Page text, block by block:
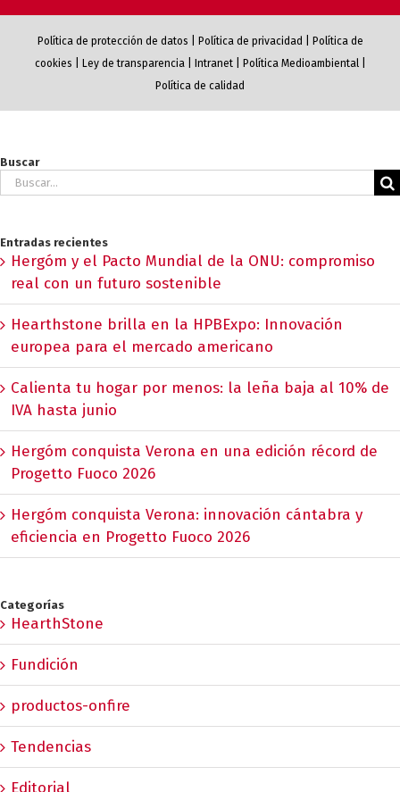
Política de protección de datos Política de privacidad
Política de
cookies
Ley de transparencia| Intranet| Política Medioambiental|
Política de calidad
Buscar
Buscar:
Entradas recientes
Hergóm y el Pacto Mundial de la ONU: compromiso
real con un futuro sostenible
Hearthstone brilla en la HPBExpo: Innovación
europea para el mercado americano
Calienta tu hogar por menos: la leña baja al 10% de
IVA hasta junio
Hergóm conquista Verona en una edición récord de
Progetto Fuoco 2026
Hergóm conquista Verona: innovación cántabra y
eficiencia en Progetto Fuoco 2026
Categorías
HearthStone
Fundición
productos-onfire
Tendencias
Editorial